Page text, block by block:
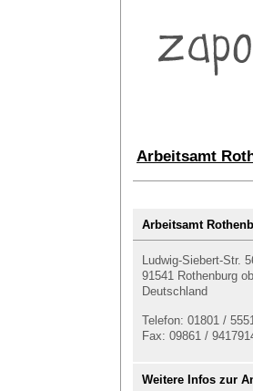
Arbeitsamt
Arbeitsamt
Ludwig-Siebert-Str.
91541 Rothenburg
Deutschland
Telefon: 01801 /
Fax: 09861 /
Weitere Infos zur